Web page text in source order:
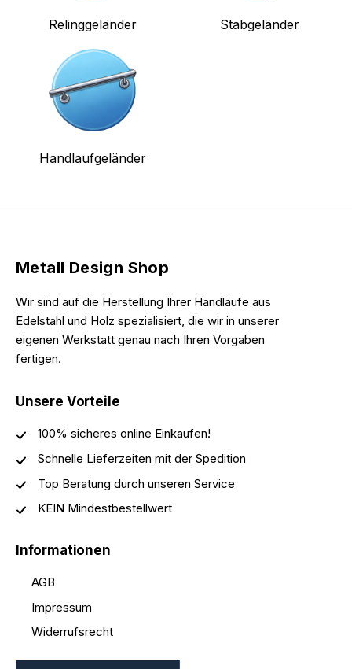
Relinggeländer Stabgeländer
Handlaufgeländer
Metall Design Shop
Wir sind auf die Herstellung Ihrer Handläufe aus
Edelstahl und Holz spezialisiert, die wir in unserer
eigenen Werkstatt genau nach Ihren Vorgaben
fertigen.
Unsere Vorteile
100% sicheres online Einkaufen!
Schnelle Lieferzeiten mit der Spedition
Top Beratung durch unseren Service
KEIN Mindestbestellwert
Informationen
AGB
Impressum
Widerrufsrecht